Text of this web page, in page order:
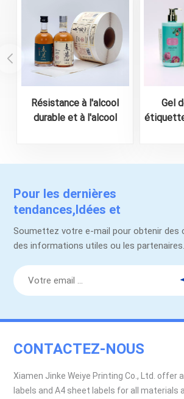
Résistance à l'alcool
durable et à l'alcool
Gel
Pour les dernières
tendances,Idées et
promotions.
Soumettez votre e-mail pour obtenir des
des informations utiles ou les partenaires.
CONTACTEZ-NOUS
Xiamen Jinke Weiye Printing Co., Ltd. offer
labels and A4 sheet labels for all materials